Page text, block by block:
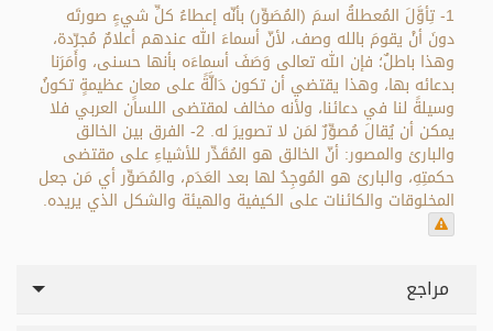
1- تِأوَّلَ المُعطلةُ اسمَ (المُصَوِّر) بأنّه إعطاءُ كلِّ شيءٍ صورتَه
دونَ أنْ يقومَ بالله وصف، لأنّ أسماءَ الله عندهم أعلامٌ مُجرّدة،
وهذا باطلٌ؛ فإن الله تعالى وَصَفَ أسماءَه بأنها حسنى، وأَمَرَنا
بدعائه بها، وهذا يقتضي أن تكون دَالَّةً على معانٍ عظيمةٍ تكونُ
وسيلةً لنا في دعائنا، ولأنه مخالف لمقتضى اللسان العربي فلا
يمكن أن يُقالَ مُصوِّرٌ لمَن لا تصويرَ له. 2- الفرق بين الخالق
والبارئ والمصور: أنّ الخالق هو المُقَدِّر للأشياءِ على مقتضى
حكمتِهِ، والبارئ هو المُوجِدُ لها بعد العَدَم، والمُصَوِّر أي مَن جعل
المخلوقات والكائنات على الكيفية والهيئة والشكل الذي يريده.
مراجع